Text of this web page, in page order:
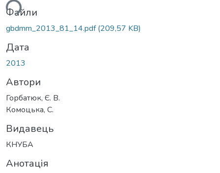
Файли
gbdmm_2013_81_14.pdf(209,57 KB)
Дата
2013
Автори
Горбатюк, Є. В.
Комоцька, С.
Видавець
КНУБА
Анотація